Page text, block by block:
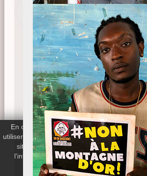
En continuant votre navigation sur le site,
utiliser les cookies de Google Analytics afin
site web. Si vous désactivez les cookies
l'intégralité du site web reste disponible.
compris